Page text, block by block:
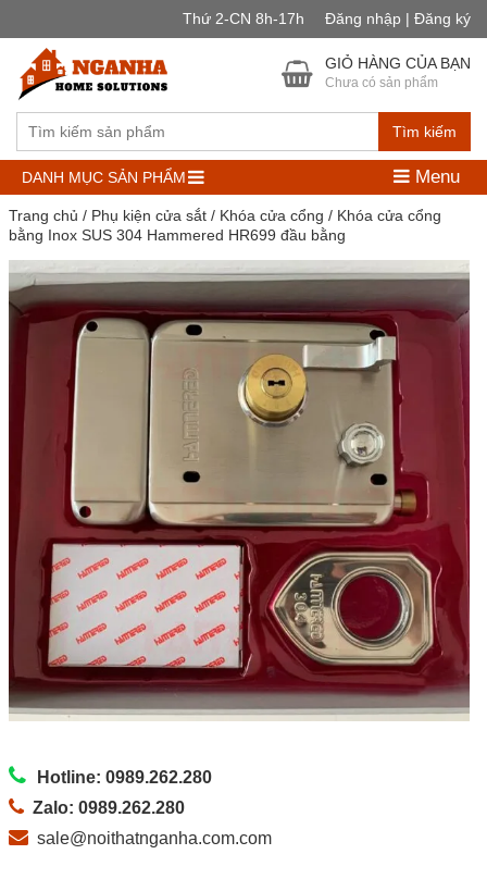
Thứ 2-CN 8h-17h Đăng nhập | Đăng ký
Tìm kiếm
GIỎ HÀNG CỦA BẠN
Chưa có sản phẩm
DANH MỤC SẢN PHẨM Menu
Trang chủ / Phụ kiện cửa sắt/ Khóa cửa cổng / Khóa cửa cổng
bằng Inox SUS 304 Hammered HR699 đầu bằng
Hotline: 0989.262.280
Zalo: 0989.262.280
sale@noithatnganha.com.com